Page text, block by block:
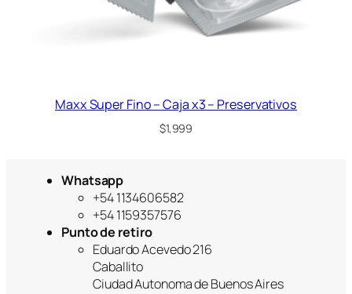
Maxx Super Fino – Caja x3 – Preservativos
$1,999
Whatsapp
+54 1134606582
+54 1159357576
Punto de retiro
Eduardo Acevedo 216
Caballito
Ciudad Autonoma de Buenos Aires